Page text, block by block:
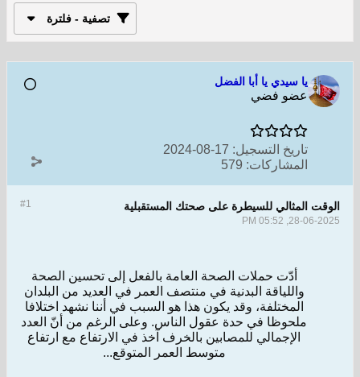
تصفية - فلترة
يا سيدي يا أبا الفضل
عضو فضي
تاريخ التسجيل: 17-08-2024
المشاركات: 579
#1 الوقت المثالي للسيطرة على صحتك المستقبلية
28-06-2025, 05:52 PM
أدّت حملات الصحة العامة بالفعل إلى تحسين الصحة
واللياقة البدنية في منتصف العمر في العديد من البلدان
المختلفة، وقد يكون هذا هو السبب في أننا نشهد اختلافا
ملحوظا في حدة عقول الناس. وعلى الرغم من أنّ العدد
الإجمالي للمصابين بالخرف آخذ في الارتفاع مع ارتفاع
متوسط العمر المتوقع...